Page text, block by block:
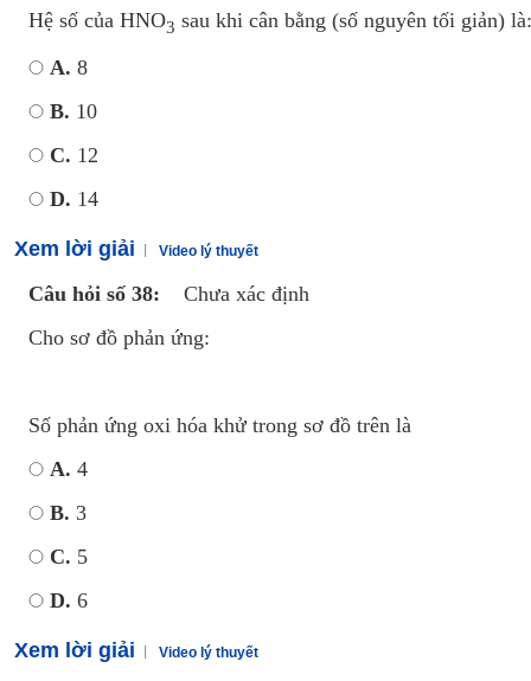
Hệ số của HNO3 sau khi cân bằng (số nguyên tối giản) là:
A. 8
B. 10
C. 12
D. 14
Xem lời giải Video lý thuyết
Câu hỏi số 38:
Chưa xác định
Cho sơ đồ phản ứng:
Số phản ứng oxi hóa khử trong sơ đồ trên là
A. 4
B. 3
C. 5
D. 6
Xem lời giải Video lý thuyết